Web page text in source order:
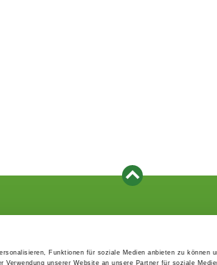
Funktionen für soziale Medien anbieten zu können
unserer Website an unsere Partner für soziale
Supra-regional events VDH/FCI